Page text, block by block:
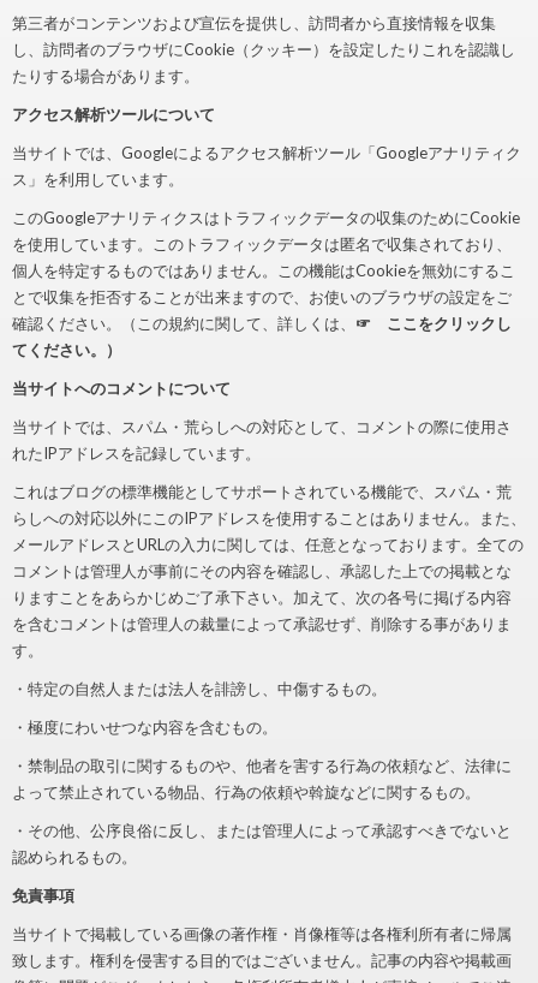
第三者がコンテンツおよび宣伝を提供し、訪問者から直接情報を収集
し、訪問者のブラウザにCookie（クッキー）を設定したりこれを認識し
たりする場合があります。
アクセス解析ツールについて
当サイトでは、Googleによるアクセス解析ツール「Googleアナリティク
ス」を利用しています。
このGoogleアナリティクスはトラフィックデータの収集のためにCookie
を使用しています。このトラフィックデータは匿名で収集されており、
個人を特定するものではありません。この機能はCookieを無効にするこ
とで収集を拒否することが出来ますので、お使いのブラウザの設定をご
確認ください。（この規約に関して、詳しくは、 ☞ ここをクリックし
てください。）
当サイトへのコメントについて
当サイトでは、スパム・荒らしへの対応として、コメントの際に使用さ
れたIPアドレスを記録しています。
これはブログの標準機能としてサポートされている機能で、スパム・荒
らしへの対応以外にこのIPアドレスを使用することはありません。また、
メールアドレスとURLの入力に関しては、任意となっております。全ての
コメントは管理人が事前にその内容を確認し、承認した上での掲載とな
りますことをあらかじめご了承下さい。加えて、次の各号に掲げる内容
を含むコメントは管理人の裁量によって承認せず、削除する事がありま
す。
・特定の自然人または法人を誹謗し、中傷するもの。
・極度にわいせつな内容を含むもの。
・禁制品の取引に関するものや、他者を害する行為の依頼など、法律に
よって禁止されている物品、行為の依頼や斡旋などに関するもの。
・その他、公序良俗に反し、または管理人によって承認すべきでないと
認められるもの。
免責事項
当サイトで掲載している画像の著作権・肖像権等は各権利所有者に帰属
致します。権利を侵害する目的ではございません。記事の内容や掲載画